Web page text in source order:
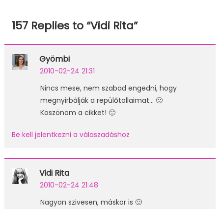
157 Replies to “Vidi Rita”
Gyömbi
2010-02-24 21:31
Nincs mese, nem szabad engedni, hogy
megnyirbálják a repülőtollaimat… 🙂
Köszönöm a cikket! 🙂
Be kell jelentkezni a válaszadáshoz
Vidi Rita
2010-02-24 21:48
Nagyon szivesen, máskor is 🙂